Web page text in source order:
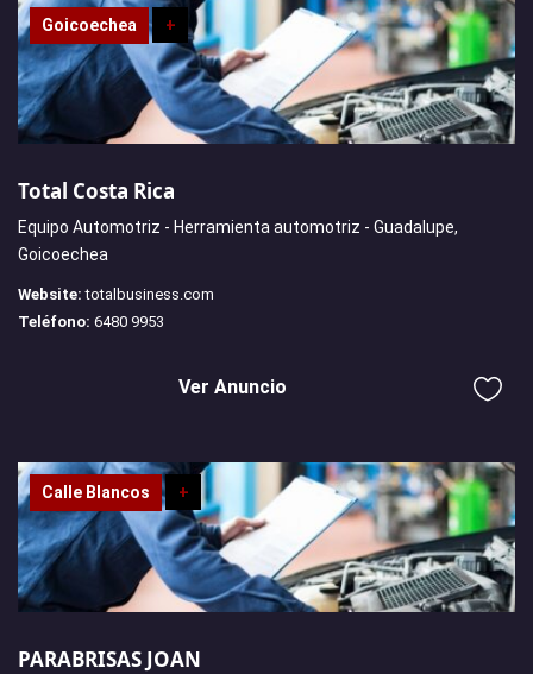
Goicoechea +
Total Costa Rica
Equipo Automotriz - Herramienta automotriz - Guadalupe,
Goicoechea
Website: totalbusiness.com
Teléfono: 6480 9953
Ver Anuncio
Calle Blancos +
PARABRISAS JOAN